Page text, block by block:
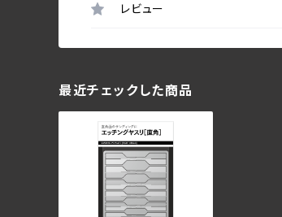
レビュー
最近チェックした商品